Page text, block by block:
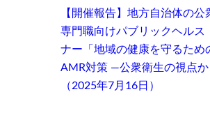
【開催報告】地方自治体の公
専門職向けパブリックヘルス
ナー「地域の健康を守るため
AMR対策 ―公衆衛生の視点か
（2025年7月16日）